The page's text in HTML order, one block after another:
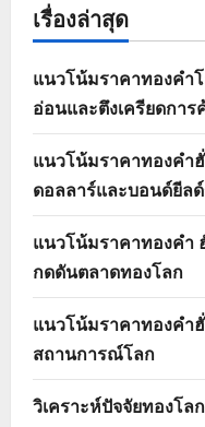
เรื่องล่าสุด
แนวโน้มราคาทองคำ
อ่อนและตึงเครียดการ
แนวโน้มราคาทองคำ
ดอลลาร์และบอนด์ยีล
แนวโน้มราคาทองคำ
กดดันตลาดทองโลก
แนวโน้มราคาทองคำ
สถานการณ์โลก
วิเคราะห์ปัจจัยทองโล